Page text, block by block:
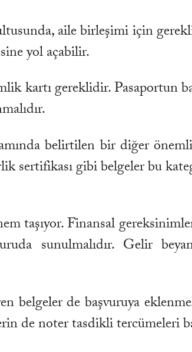
aile birleşimi için
yol açabilir.
kartı gereklidir. Pasaportun
belirtilen bir diğer
sertifikası gibi belgeler bu
taşıyor. Finansal
sunulmalıdır. Gelir
belgeler de başvuruya
de noter tasdikli tercümeleri